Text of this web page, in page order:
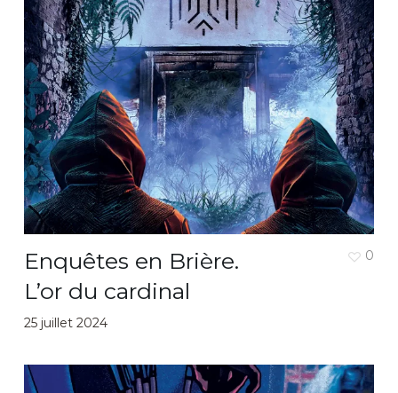
Enquêtes en Brière.
L’or du cardinal
25 juillet 2024
0